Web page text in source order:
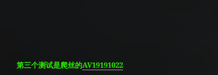
第三个测试是爬丝的AV19191022